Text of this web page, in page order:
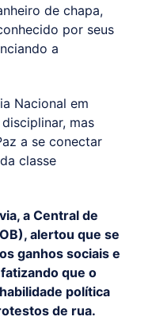
de chapa,
por seus
a
Nacional em
mas
a se conectar
classe
a Central de
alertou que se
ganhos sociais e
que o
política
de rua.